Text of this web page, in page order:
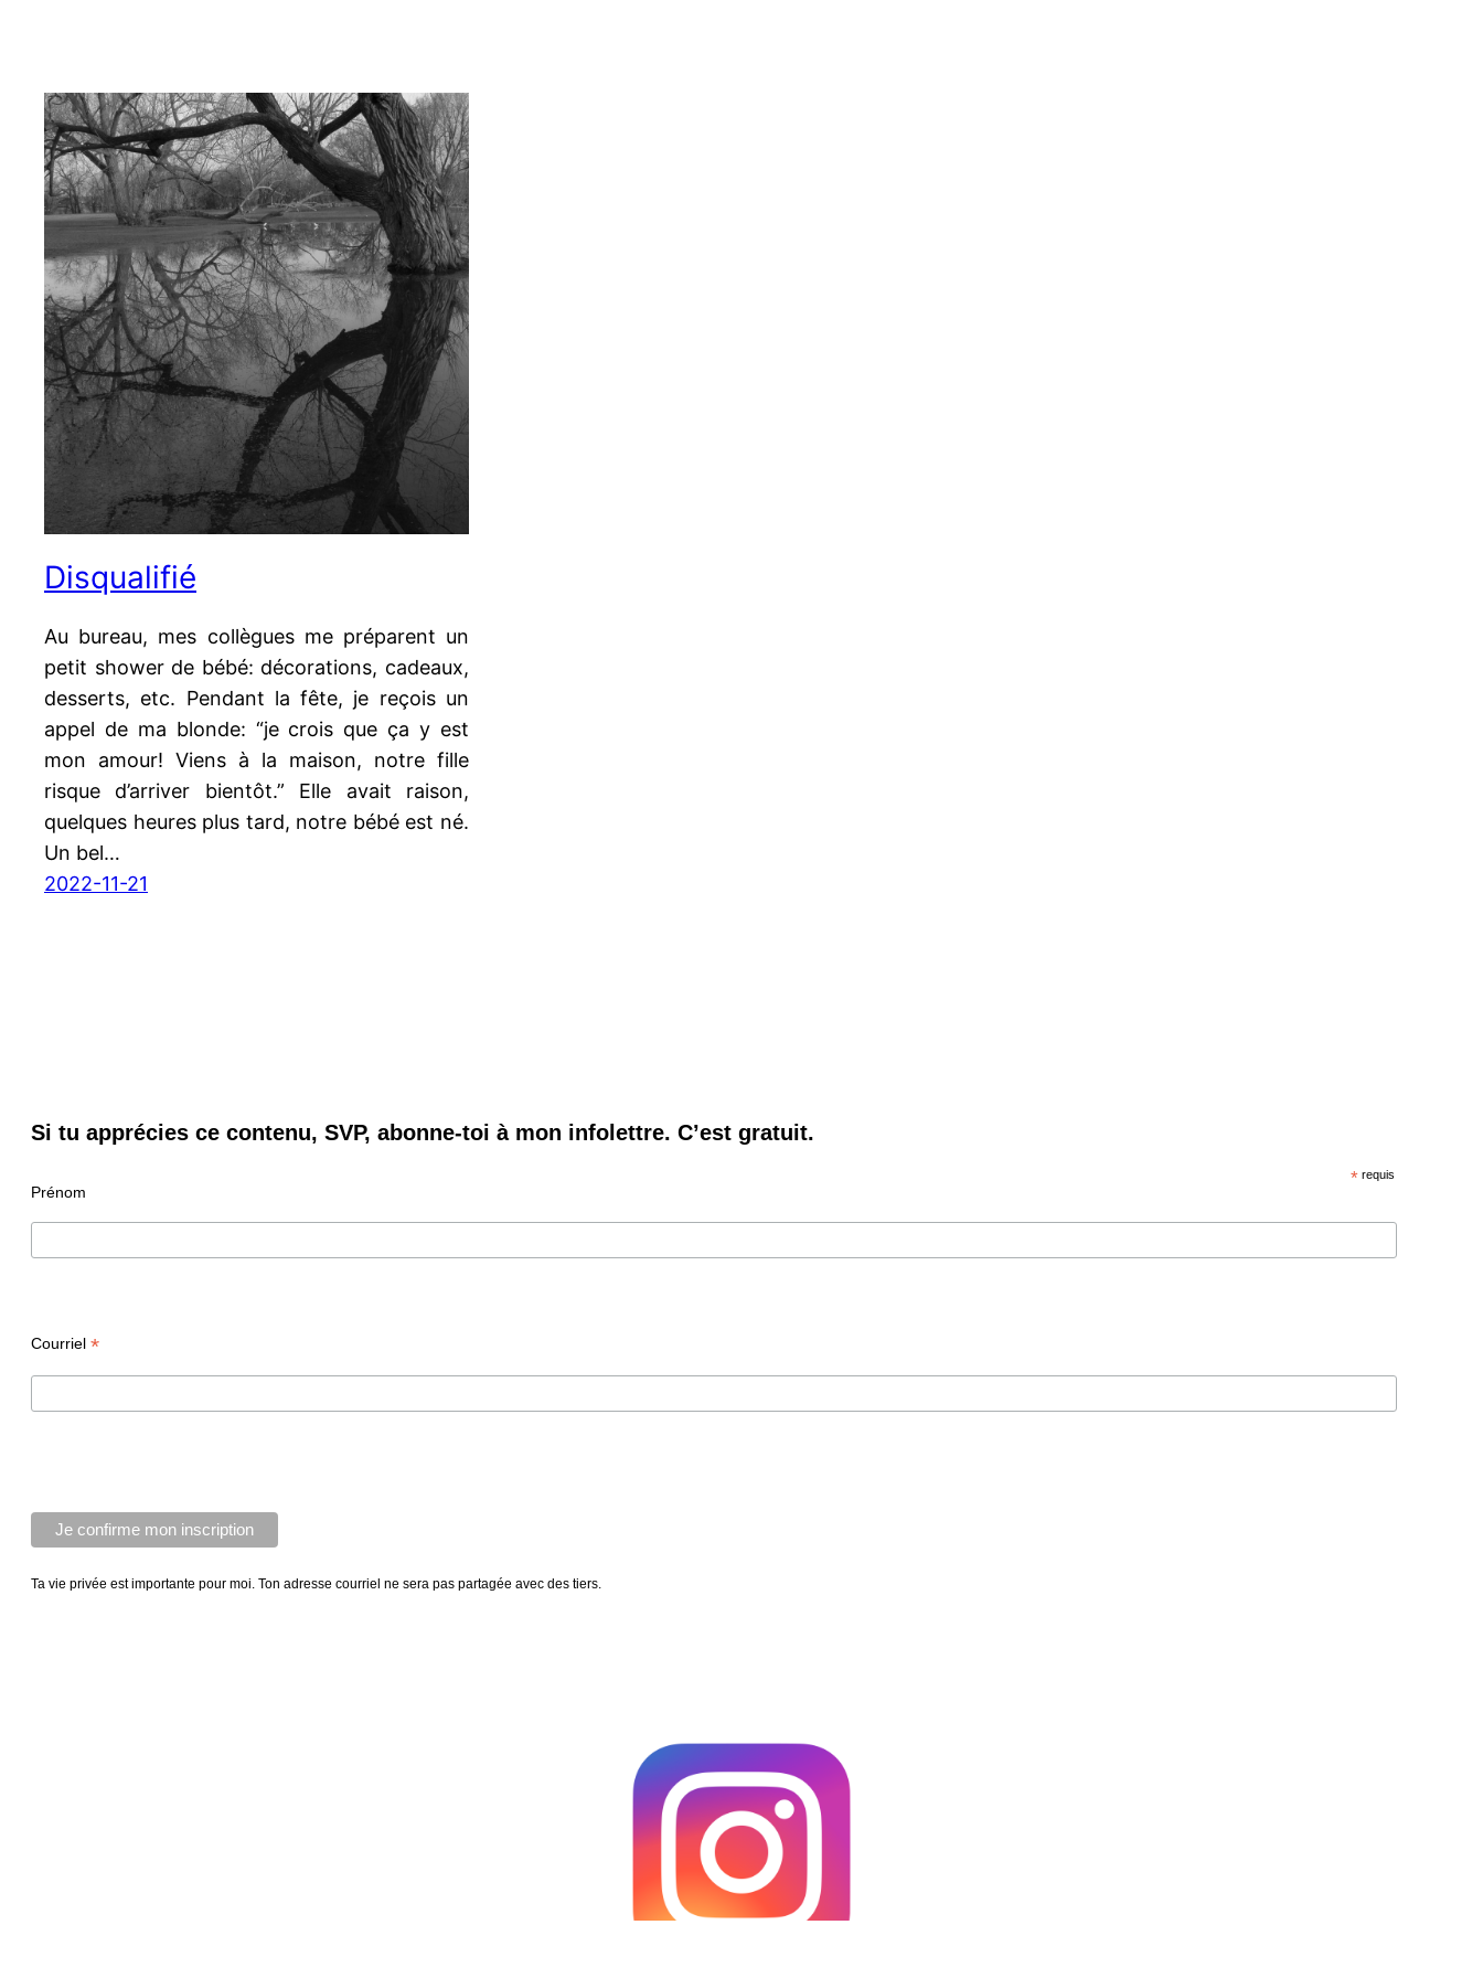
Disqualifié
Au bureau, mes collègues me préparent un
petit shower de bébé: décorations, cadeaux,
desserts, etc. Pendant la fête, je reçois un
appel de ma blonde: “je crois que ça y est
mon amour! Viens à la maison, notre fille
risque d’arriver bientôt.” Elle avait raison,
quelques heures plus tard, notre bébé est né.
Un bel…
2022-11-21
Si tu apprécies ce contenu, SVP, abonne-toi à mon infolettre. C’est gratuit.
* requis
Prénom
Courriel *
Ta vie privée est importante pour moi. Ton adresse courriel ne sera pas partagée avec des tiers.